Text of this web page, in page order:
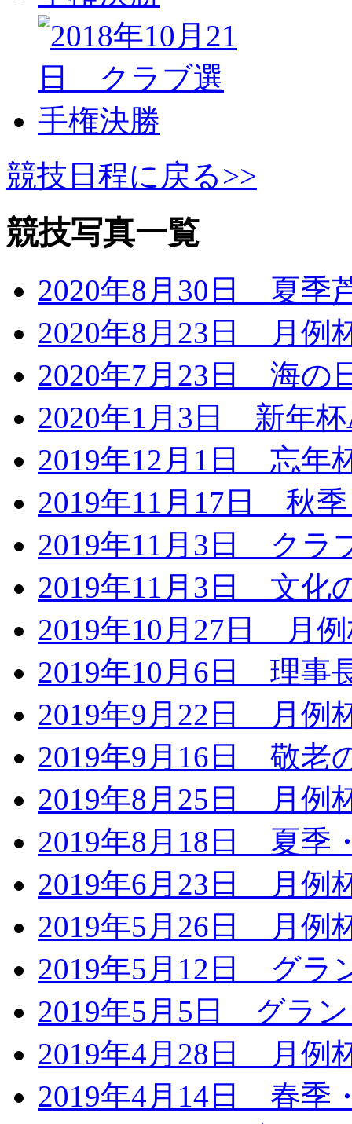
競技日程に戻る>>
競技写真一覧
2020年8月30日 夏季
2020年8月23日 月例
2020年7月23日 海
2020年1月3日 新年
2019年12月1日 忘年
2019年11月17日 秋
2019年11月3日 クラ
2019年11月3日 文化
2019年10月27日 月
2019年10月6日 理事
2019年9月22日 月例
2019年9月16日 敬老
2019年8月25日 月例
2019年8月18日 夏季
2019年6月23日 月例
2019年5月26日 月例
2019年5月12日 グラ
2019年5月5日 グラ
2019年4月28日 月例
2019年4月14日 春